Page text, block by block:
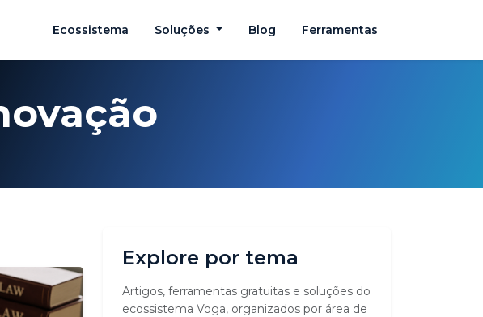
Ecossistema Soluções Blog Ferramentas
Explore por tema
Artigos, ferramentas gratuitas e soluções do
ecossistema Voga, organizados por área de